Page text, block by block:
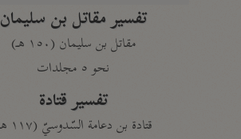
تفسير مقاتل بن سليمان
مقاتل بن سليمان (١٥٠ هـ)
نحو ٥ مجلدات
تفسير قتادة
قتادة بن دعامة السّدوسيّ (١١٧ هـ)